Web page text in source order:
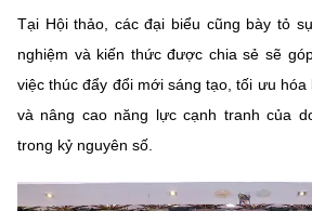
Tại Hội thảo, các đại biểu cũng bày tỏ
nghiệm và kiến thức được chia sẻ sẽ
việc thúc đẩy đổi mới sáng tạo, tối ưu
và nâng cao năng lực cạnh tranh của
trong kỷ nguyên số.